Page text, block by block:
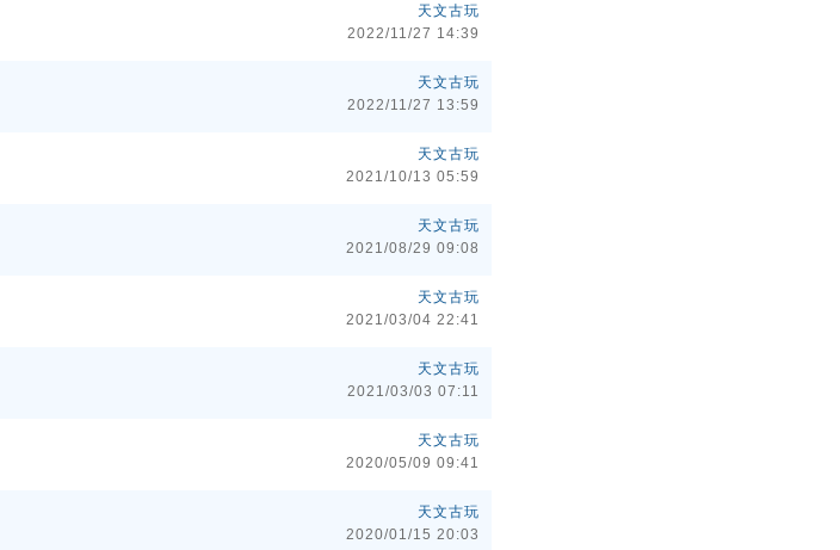
天文古玩
2022/11/27 14:39
天文古玩
2022/11/27 13:59
天文古玩
2021/10/13 05:59
天文古玩
2021/08/29 09:08
天文古玩
2021/03/04 22:41
天文古玩
2021/03/03 07:11
天文古玩
2020/05/09 09:41
天文古玩
2020/01/15 20:03